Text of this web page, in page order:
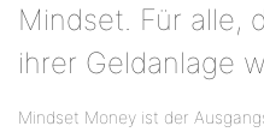
Mindset. Für alle,
ihrer Geldanlage
Mindset Money ist der